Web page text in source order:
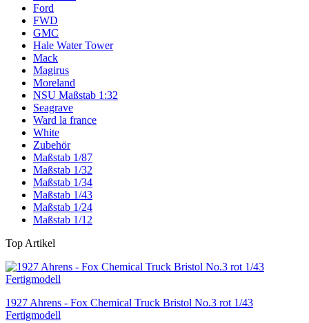
Ford
FWD
GMC
Hale Water Tower
Mack
Magirus
Moreland
NSU Maßstab 1:32
Seagrave
Ward la france
White
Zubehör
Maßstab 1/87
Maßstab 1/32
Maßstab 1/34
Maßstab 1/43
Maßstab 1/24
Maßstab 1/12
Top Artikel
1927 Ahrens - Fox Chemical Truck Bristol No.3 rot 1/43
Fertigmodell